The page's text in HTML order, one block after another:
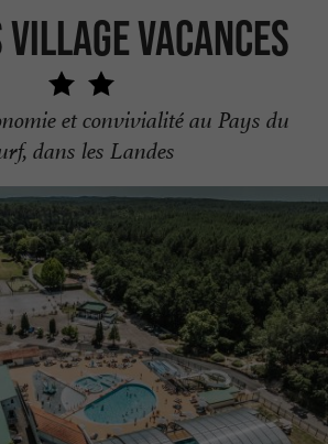
village vacances
et convivialité au Pays du
dans les Landes